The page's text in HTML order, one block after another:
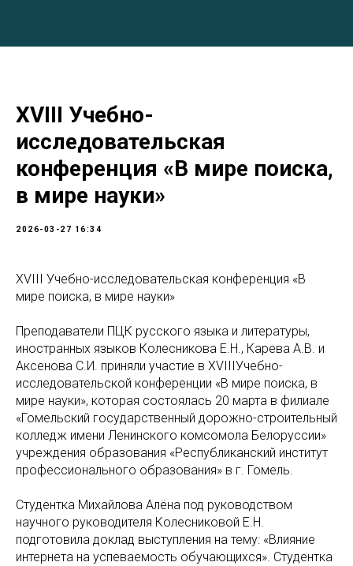
XVIII Учебно-
исследовательская
конференция «В мире поиска,
в мире науки»
2026-03-27 16:34
XVIII Учебно-исследовательская конференция «В
мире поиска, в мире науки»
Преподаватели ПЦК русского языка и литературы,
иностранных языков Колесникова Е.Н., Карева А.В. и
Аксенова С.И. приняли участие в XVIIIУчебно-
исследовательской конференции «В мире поиска, в
мире науки», которая состоялась 20 марта в филиале
«Гомельский государственный дорожно-строительный
колледж имени Ленинского комсомола Белоруссии»
учреждения образования «Республиканский институт
профессионального образования» в г. Гомель.
Студентка Михайлова Алёна под руководством
научного руководителя Колесниковой Е.Н.
подготовила доклад выступления на тему: «Влияние
интернета на успеваемость обучающихся». Студентка